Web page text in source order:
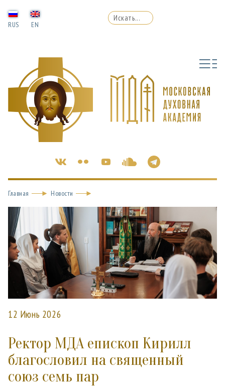
RUS EN
Главная Новости
12 Июнь 2026
Ректор МДА епископ Кирилл
благословил на священный
союз семь пар